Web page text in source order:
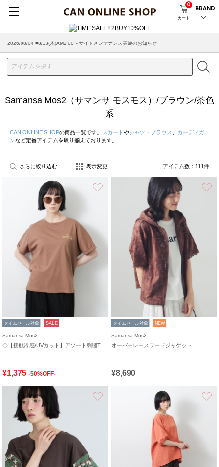
カート
0
BRAND
2026/08/04 ■8/13(木)AM2:00～サイトメンテナンス実施のお知らせ
2026/07/29 ■【お知らせ】ヤマト運輸の配送遅延・停止について
Samansa Mos2（サマンサ モスモス）/ブラウン/茶色
系
CAN ONLINE SHOPの商品一覧です。 スカート やシャツ・ブラウス
カーディガ
ンなど定番アイテムを取り揃えております。
さらに絞り込む 表示変更 アイテム数： 111件
タイムセール対象 SALE
Samansa Mos2
¥1,375 -50%OFF-
タイムセール対象 NEW
Samansa Mos2
オーバーレースフードジャケット
¥8,690